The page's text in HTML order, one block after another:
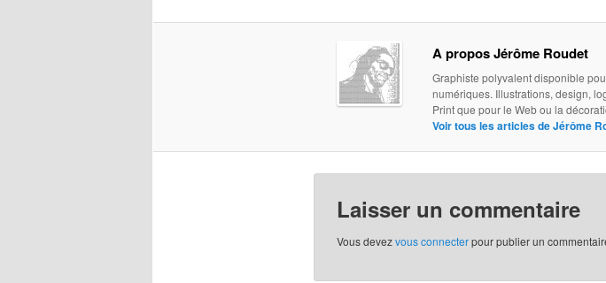
A propos Jérôme Roudet
Graphiste polyvalent disponible
numériques. Illustrations, design,
Print que pour le Web ou la
Voir tous les articles de Jérôme
Laisser un commentaire
Vous devezvous connecterpour publier un